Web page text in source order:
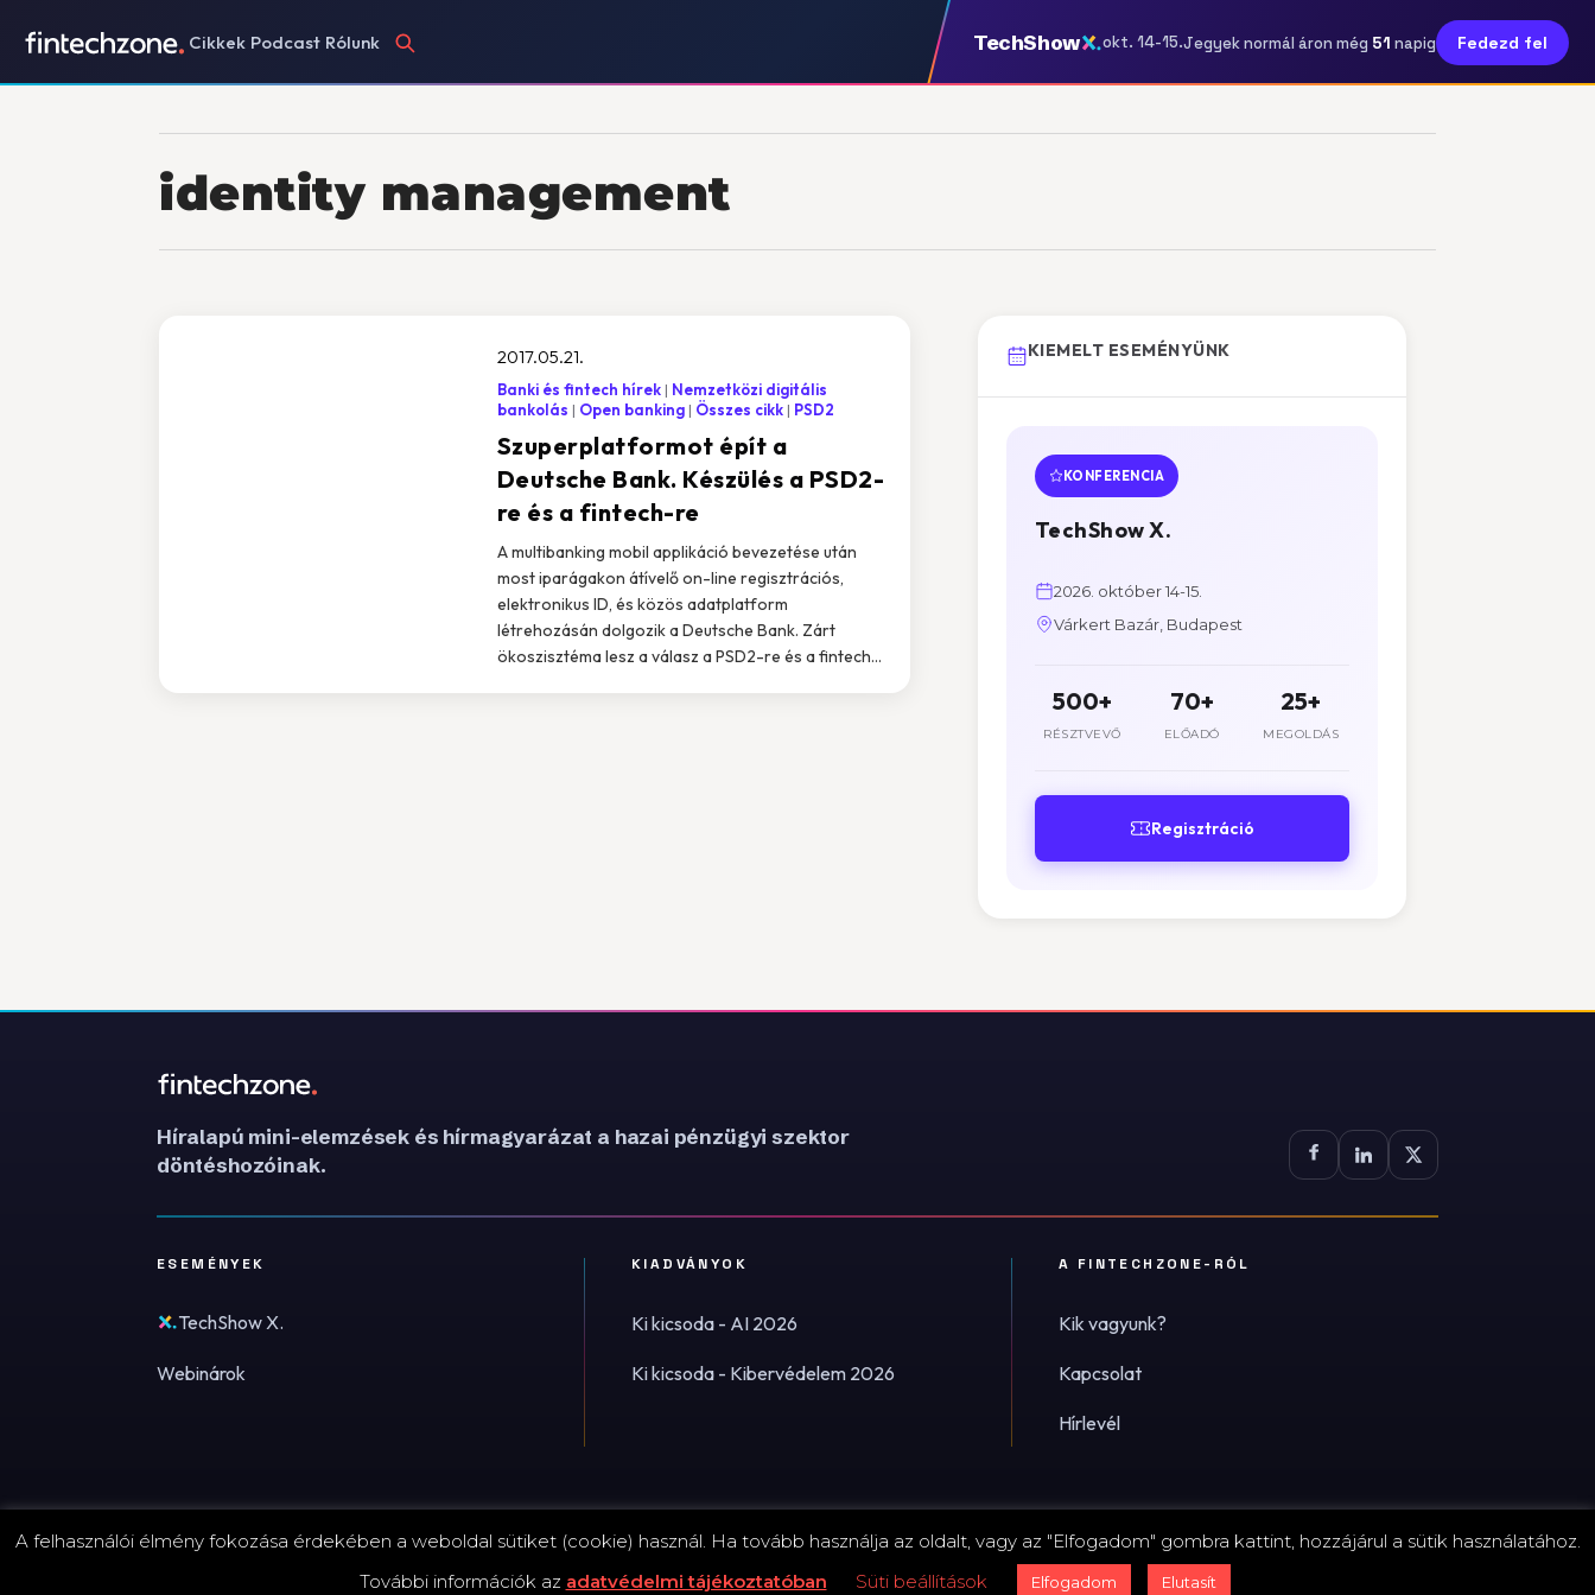
Cikkek Podcast Rólunk TechShow okt. 14-15.Jegyek normál áron még 51 napig Fedezd fel
identity management
Szuperplatformot épít a
Deutsche Bank. Készülés a PSD2-
re és a fintech-re
2017.05.21.
Banki és fintech hírek
Nemzetközi digitális
bankolás
Open banking Összes cikk PSD2
A multibanking mobil applikáció bevezetése után
most iparágakon átívelő on-line regisztrációs,
elektronikus ID, és közös adatplatform
létrehozásán dolgozik a Deutsche Bank. Zárt
ökoszisztéma lesz a válasz a PSD2-re és a fintech...
KIEMELT ESEMÉNYÜNK
KONFERENCIA
TechShow X.
2026. október 14-15.
Várkert Bazár, Budapest
500+
RÉSZTVEVŐ
70+
ELŐADÓ
25+
MEGOLDÁS
Regisztráció
Híralapú mini-elemzések és hírmagyarázat a hazai pénzügyi szektor
döntéshozóinak.
ESEMÉNYEK
TechShow X.
Webinárok
KIADVÁNYOK
Ki kicsoda - AI 2026
Ki kicsoda - Kibervédelem 2026
A FINTECHZONE-RÓL
Kik vagyunk?
Kapcsolat
Hírlevél
© 2026 FinTechZone.hu - A FinTech Group Kft. Impresszum · Adatvédelmi tájékoztató (PDF) Süti-beállítások
A felhasználói élmény fokozása érdekében a weboldal sütiket (cookie) használ. Ha tovább használja az oldalt, vagy az "Elfogadom" gombra kattint, hozzájárul a sütik használatához.
További információk az adatvédelmi tájékoztatóban Süti beállítások Elfogadom Elutasít